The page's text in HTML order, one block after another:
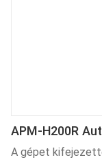
APM-H200R
Kupakok
A gépet